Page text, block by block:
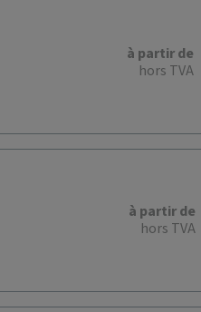
à partir de
hors TVA
à partir de
hors TVA